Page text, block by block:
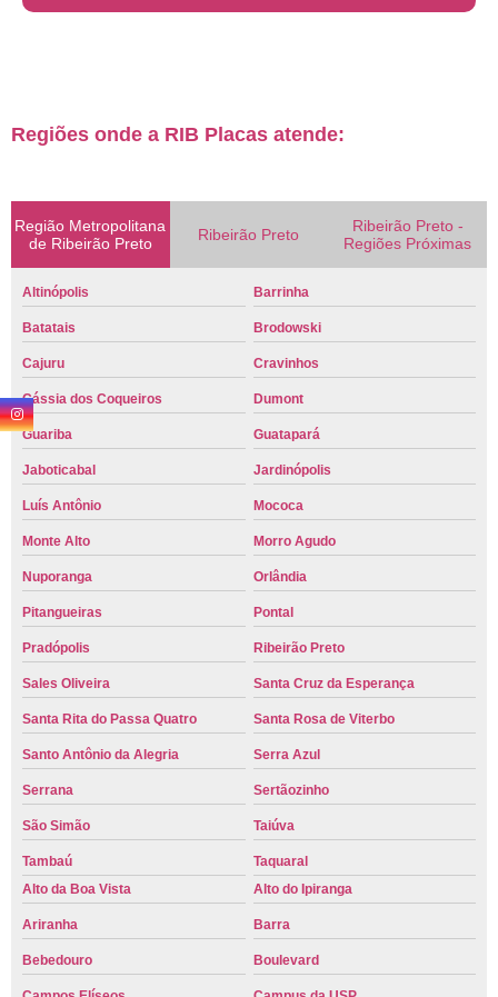
Regiões onde a RIB Placas atende:
Região Metropolitana
de Ribeirão Preto
Ribeirão Preto
Ribeirão Preto -
Regiões Próximas
Altinópolis Barrinha
Batatais Brodowski
Cajuru Cravinhos
Cássia dos Coqueiros Dumont
Guariba Guatapará
Jaboticabal Jardinópolis
Luís Antônio Mococa
Monte Alto Morro Agudo
Nuporanga Orlândia
Pitangueiras Pontal
Pradópolis Ribeirão Preto
Sales Oliveira Santa Cruz da Esperança
Santa Rita do Passa Quatro Santa Rosa de Viterbo
Santo Antônio da Alegria Serra Azul
Serrana Sertãozinho
São Simão Taiúva
Tambaú
Taquaral
Alto da Boa Vista
Alto do Ipiranga
Ariranha Barra
Bebedouro Boulevard